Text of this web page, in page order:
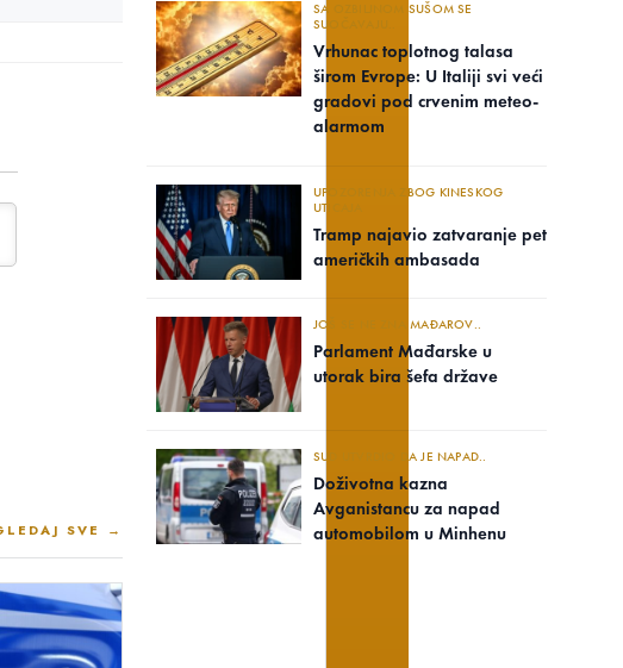
SVE →
SA OZBILJNOM SUŠOM SE
SUOČAVAJU..
Vrhunac toplotnog talasa
širom Evrope: U Italiji svi veći
gradovi pod crvenim meteo-
alarmom
UPOZORENJA ZBOG KINESKOG
UTICAJA
Tramp najavio zatvaranje pet
američkih ambasada
JOŠ SE NE ZNA MAĐAROV..
Parlament Mađarske u
utorak bira šefa države
SUD UTVRDIO DA JE NAPAD..
Doživotna kazna
Avganistancu za napad
automobilom u Minhenu